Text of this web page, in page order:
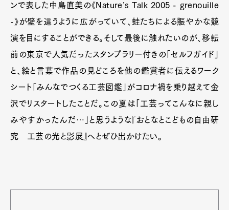
ンで表した中島直美の《Nature’s Talk 2005 - grenouille
-》が壁を這うように広がっていて、蛙たちによる賑やかな競
演を目にすることができる。そして最後に触れたいのが、移転
前の東京で人気だったスタンプラリー付きの「セルフガイド」
と、絵と言葉で作品の見どころを他の鑑賞者に伝えるワーク
シート「みんなでつくる工芸図鑑」がコロナ禍を乗り越えて金
沢でリスタートしたことだ。この夏は「工芸ってこんなに親し
みやすかったんだ…」と思うような『おとなとこどもの自由研
究 工芸の光と影展』へとぜひ出かけたい。